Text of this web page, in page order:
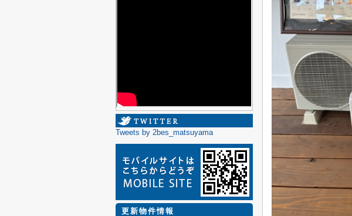
Tweets by 2bes_matsuyama
更新物件情報